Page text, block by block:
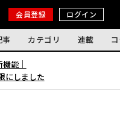
会員登録 ログイン
事 カテゴリ 連載
能｜
にしました